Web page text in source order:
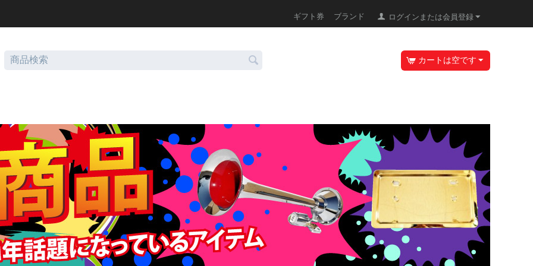
ログインまたは会員登録
ギフト券 ブランド
カートは空です